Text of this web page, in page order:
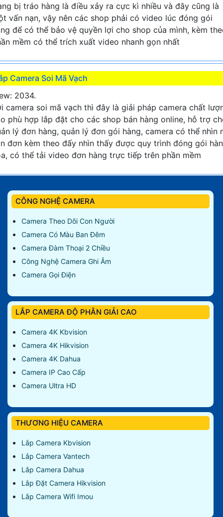
bị tráo hàng là điều xảy ra cực kì nhiều và đây cũng là
vấn nạn, vậy nên các shop phải có video lúc đóng gói
để có thể bảo vệ quyền lợi cho shop của mình, kèm
mềm có thể trích xuất video nhanh gọn nhất
Camera Soi Mã Vạch
2034.
camera soi mã vạch thì đây là giải pháp camera chất
phù hợp lắp đặt cho các shop bán hàng online, hỗ trợ
lý đơn hàng, quản lý đơn gói hàng, camera có thể nhìn
đơn kèm theo đấy nhìn thấy được quy trình đóng gói
có thể tải video đơn hàng trực tiếp trên phần mềm
CÔNG NGHỆ CAMERA
Camera Theo Dõi Con Người
Camera Có Màu Ban Đêm
Camera Đàm Thoại 2 Chiều
Công Nghệ Camera Ghi Âm
Camera Gọi Điện
LẮP CAMERA ĐỘ PHÂN GIẢI CAO
Camera 4K Kbvision
Camera 4K Hikvision
Camera 4K Dahua
Camera IP Cao Cấp
Camera Ultra HD
THƯƠNG HIỆU CAMERA
Lắp Camera Kbvision
Lắp Camera Vantech
Lắp Camera Dahua
Lắp Đặt Camera Hikvision
Lắp Camera Wifi Imou